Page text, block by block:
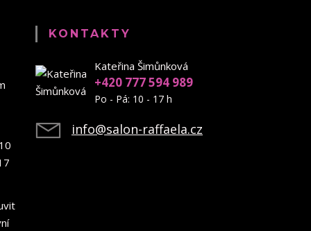
KONTAKTY
Kateřina Šimůnková
+420 777 594 989
Po - Pá: 10 - 17 h
info@salon-raffaela.cz